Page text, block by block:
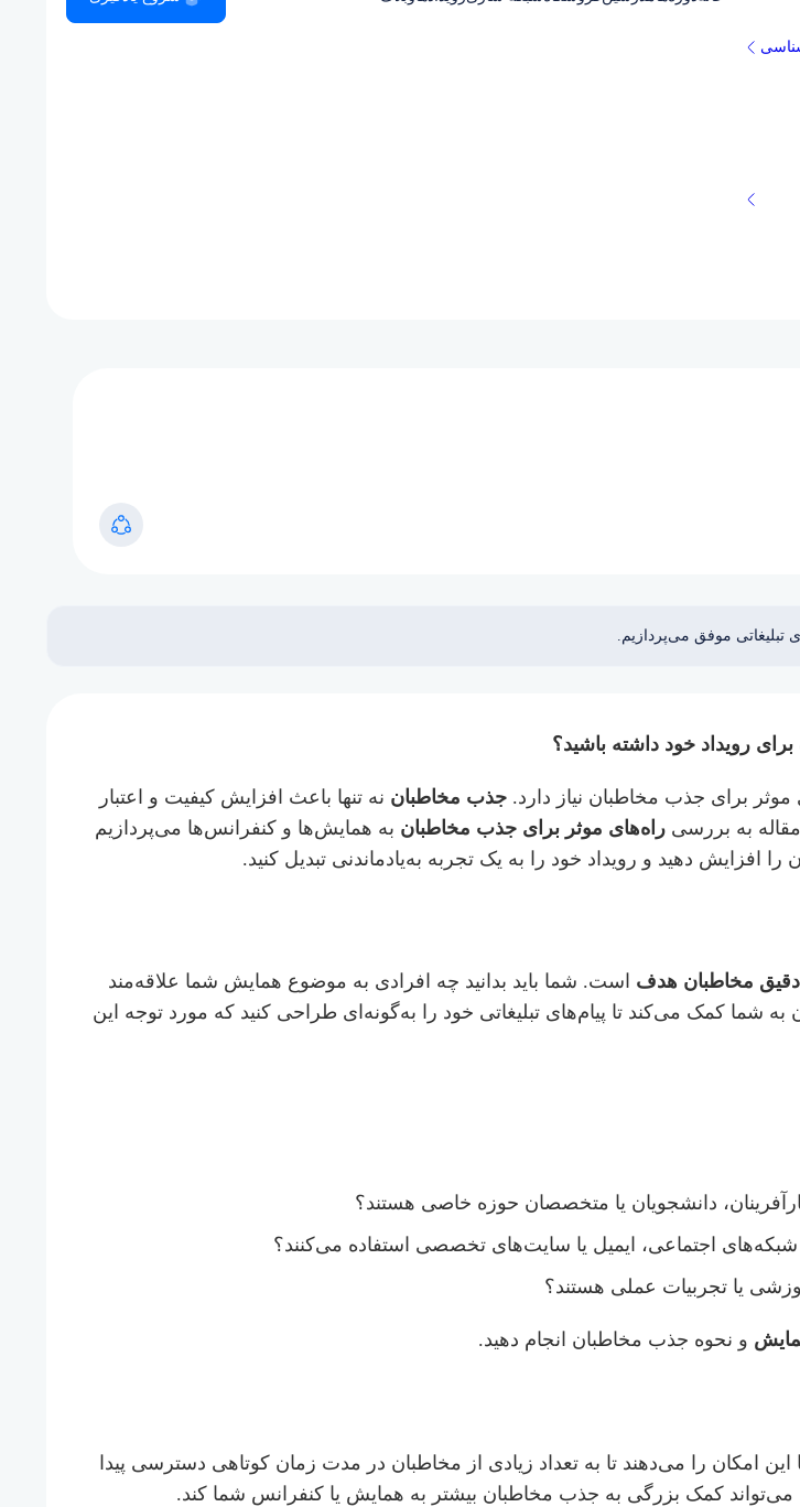
تبلیغاتی موفق می‌پردازیم.
رویداد خود داشته باشید؟
برای جذب مخاطبان نیاز دارد. جذب مخاطبان نه تنها باعث افزایش کیفیت و اعتبار
به بررسی راه‌های موثر برای جذب مخاطبان به همایش‌ها و کنفرانس‌ها می‌پردازیم
افزایش دهید و رویداد خود را به یک تجربه به‌یادماندنی تبدیل کنید.
مخاطبان هدف است. شما باید بدانید چه افرادی به موضوع همایش شما علاقه‌مند
شما کمک می‌کند تا پیام‌های تبلیغاتی خود را به‌گونه‌ای طراحی کنید که مورد توجه این
دانشجویان یا متخصصان حوزه خاصی هستند؟
شبکه‌های اجتماعی، ایمیل یا سایت‌های تخصصی استفاده می‌کنند؟
یا تجربیات عملی هستند؟
و نحوه جذب مخاطبان انجام دهید.
این امکان را می‌دهند تا به تعداد زیادی از مخاطبان در مدت زمان کوتاهی دسترسی پیدا
کمک بزرگی به جذب مخاطبان بیشتر به همایش یا کنفرانس شما کند.